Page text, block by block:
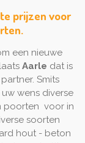
prijzen voor
een nieuwe
Aarle dat is
Smits
wens diverse
poorten voor in
soorten
hout - beton